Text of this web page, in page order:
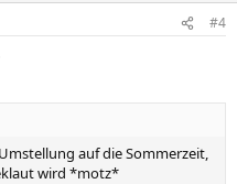
#4
auf die Sommerzeit,
wird *motz*